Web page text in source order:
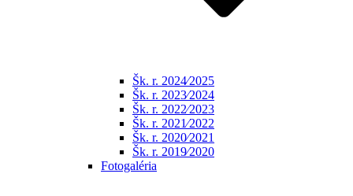
Šk. r. 2024⁄2025
Šk. r. 2023⁄2024
Šk. r. 2022⁄2023
Šk. r. 2021⁄2022
Šk. r. 2020⁄2021
Šk. r. 2019⁄2020
Fotogaléria